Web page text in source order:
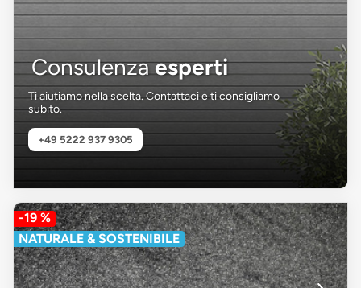
Consulenzaesperti
Ti aiutiamo nella scelta. Contattaci e ti consigliamo
subito.
+49 5222 937 9305
-19 %
NATURALE & SOSTENIBILE